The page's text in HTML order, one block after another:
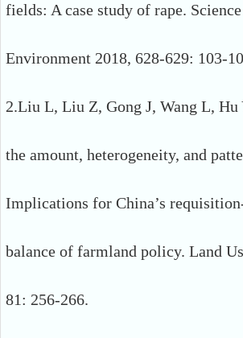
fields: A case study of rape.
Environment 2018, 628-629: 103-
2.Liu L, Liu Z, Gong J, Wang L, Hu
the amount, heterogeneity, and
Implications for China’s
balance of farmland policy. Land
81: 256-266.